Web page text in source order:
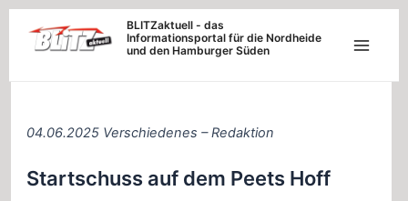
Inhalt
BLITZaktuell - das
Informationsportal für die Nordheide
und den Hamburger Süden
04.06.2025 Verschiedenes – Redaktion
Startschuss auf dem Peets Hoff